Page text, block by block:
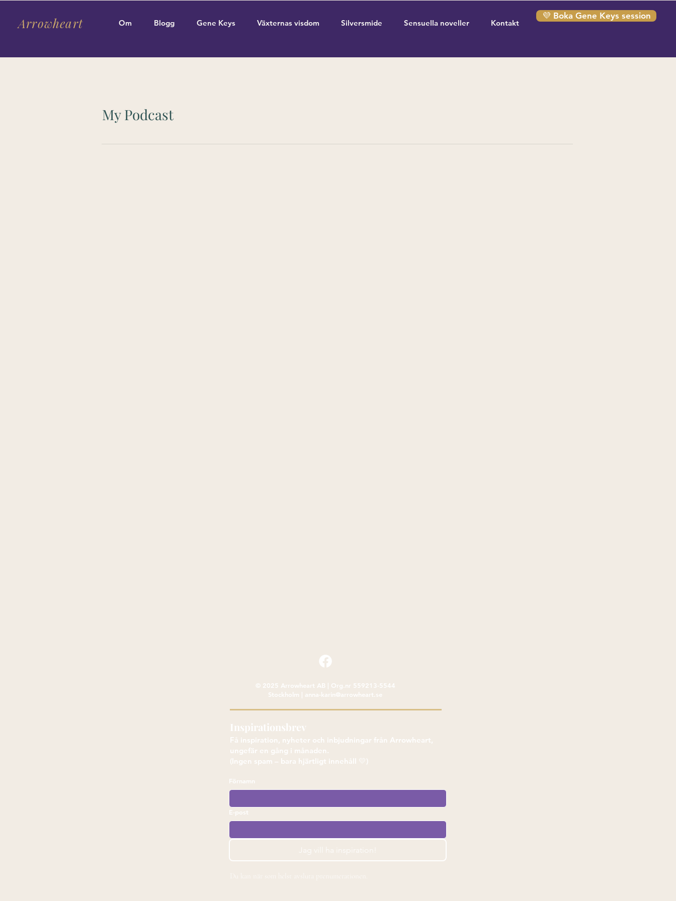
Arrowheart Om Blogg Gene Keys Växternas visdom Silversmide Sensuella noveller Kontakt
💜 Boka Gene Keys session
My Podcast
© 2025 Arrowheart AB | Org.nr 559213-5544
Stockholm | anna-karin@arrowheart.se
Inspirationsbrev
Få inspiration, nyheter och inbjudningar från Arrowheart,
ungefär en gång i månaden.
(Ingen spam – bara hjärtligt innehåll 💛)
Förnamn
E-post
Jag vill ha inspiration!
Du kan när som helst avsluta prenumerationen.